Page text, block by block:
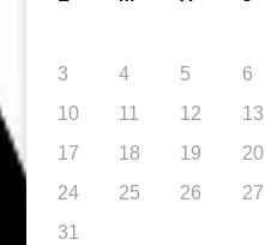
3
4 5 6
10
11 12 13
17
18 19 20
24
25 26 27
31